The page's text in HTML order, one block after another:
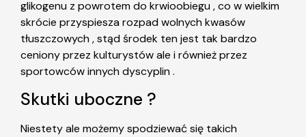
glikogenu z powrotem do krwioobiegu , co w wielkim
skrócie przyspiesza rozpad wolnych kwasów
tłuszczowych , stąd środek ten jest tak bardzo
ceniony przez kulturystów ale i również przez
sportowców innych dyscyplin .
Skutki uboczne ?
Niestety ale możemy spodziewać się takich